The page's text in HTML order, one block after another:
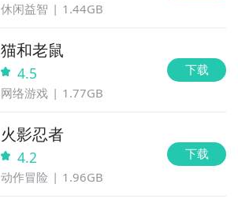
休闲益智 1.44GB
猫和老鼠
4.5
网络游戏 1.77GB
下载
火影忍者
4.2
动作冒险 1.96GB
下载